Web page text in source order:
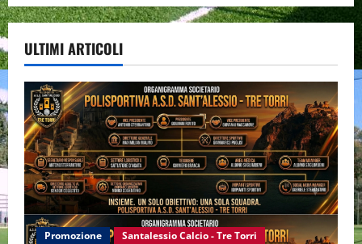
ULTIMI ARTICOLI
Promozione Santalessio Calcio - Tre Torri